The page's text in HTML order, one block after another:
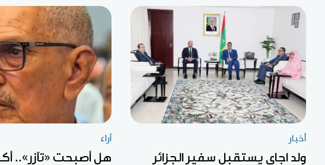
أخبار
ولد اجاي يستقبل سفير الجزائر
آراء
هل أصبحت «تآزر»..